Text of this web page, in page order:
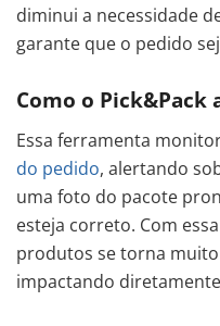
diminui a necessidade
garante que o pedido
Como o Pick&Pack
Essa ferramenta
do pedido, alertando
uma foto do pacote
esteja correto. Com
produtos se torna
impactando